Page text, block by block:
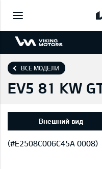
ВСЕ МОДЕЛИ
EV5 81 KW
Внешний вид
(#E2508C006C45A 0008)